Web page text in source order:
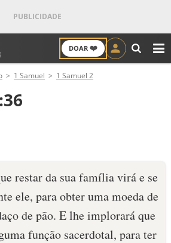
DOAR ❤️
1 Samuel 1 Samuel 2
restar da sua família virá e se
ele, para obter uma moeda de
de pão. E lhe implorará que
função sacerdotal, para ter